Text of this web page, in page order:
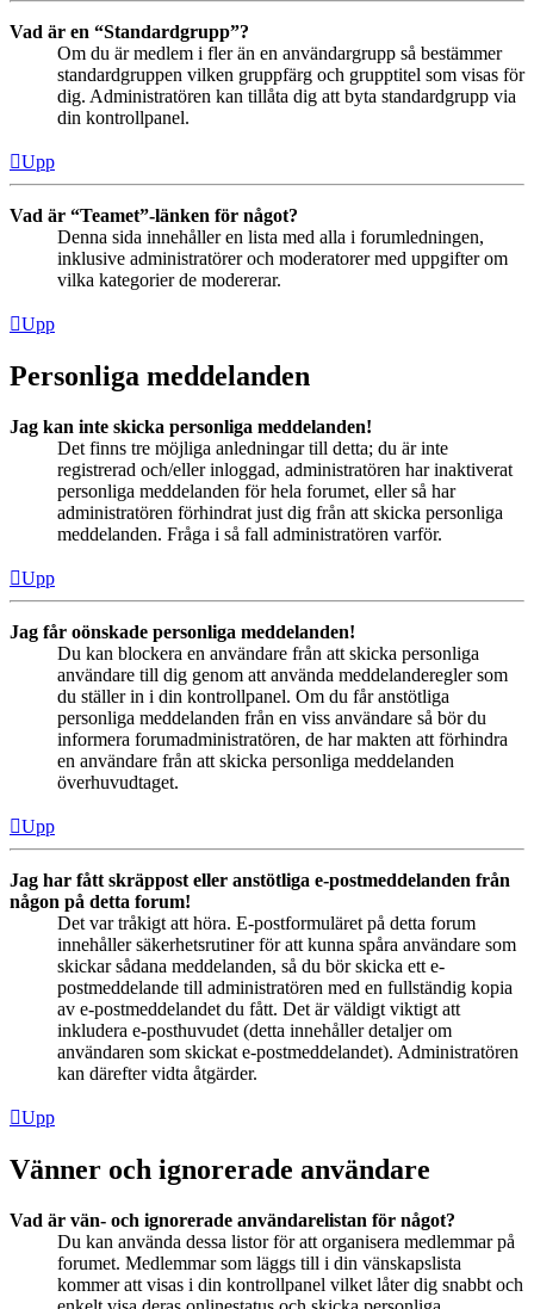
Vad är en “Standardgrupp”?
Om du är medlem i fler än en användargrupp så bestämmer
standardgruppen vilken gruppfärg och grupptitel som visas för
dig. Administratören kan tillåta dig att byta standardgrupp via
din kontrollpanel.
Upp
Vad är “Teamet”-länken för något?
Denna sida innehåller en lista med alla i forumledningen,
inklusive administratörer och moderatorer med uppgifter om
vilka kategorier de modererar.
Upp
Personliga meddelanden
Jag kan inte skicka personliga meddelanden!
Det finns tre möjliga anledningar till detta; du är inte
registrerad och/eller inloggad, administratören har inaktiverat
personliga meddelanden för hela forumet, eller så har
administratören förhindrat just dig från att skicka personliga
meddelanden. Fråga i så fall administratören varför.
Upp
Jag får oönskade personliga meddelanden!
Du kan blockera en användare från att skicka personliga
användare till dig genom att använda meddelanderegler som
du ställer in i din kontrollpanel. Om du får anstötliga
personliga meddelanden från en viss användare så bör du
informera forumadministratören, de har makten att förhindra
en användare från att skicka personliga meddelanden
överhuvudtaget.
Upp
Jag har fått skräppost eller anstötliga e-postmeddelanden från
någon på detta forum!
Det var tråkigt att höra. E-postformuläret på detta forum
innehåller säkerhetsrutiner för att kunna spåra användare som
skickar sådana meddelanden, så du bör skicka ett e-
postmeddelande till administratören med en fullständig kopia
av e-postmeddelandet du fått. Det är väldigt viktigt att
inkludera e-posthuvudet (detta innehåller detaljer om
användaren som skickat e-postmeddelandet). Administratören
kan därefter vidta åtgärder.
Upp
Vänner och ignorerade användare
Vad är vän- och ignorerade användarelistan för något?
Du kan använda dessa listor för att organisera medlemmar på
forumet. Medlemmar som läggs till i din vänskapslista
kommer att visas i din kontrollpanel vilket låter dig snabbt och